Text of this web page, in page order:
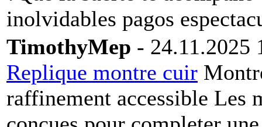
inolvidables pagos
TimothyMep - 24.11.2025
Replique montre cuir
raffinement accessible Les